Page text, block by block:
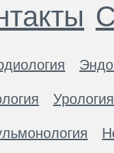
Урология